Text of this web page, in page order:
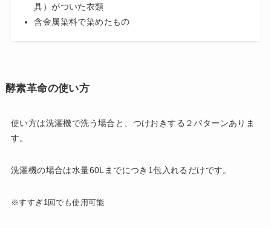
具）がついた衣類
含金属染料で染めたもの
酵素革命の使い方
使い方は洗濯機で洗う場合と、つけおきする２パターンありま
す。
洗濯機の場合は水量60Lまでにつき1包入れるだけです。
※すすぎ1回でも使用可能